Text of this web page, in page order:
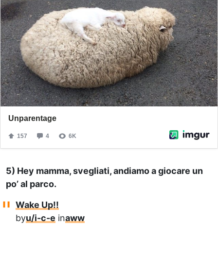
5) Hey mamma, svegliati, andiamo a giocare un
po’ al parco.
Wake Up!!
byu/i-c-e inaww